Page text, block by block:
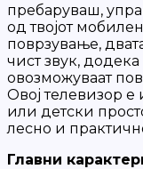
пребаруваш,
од твојот
поврзување,
чист звук,
овозможуваат
Овој телевизор
или детски
лесно и
Главни